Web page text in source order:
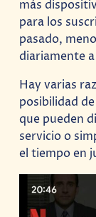
más
para los
pasado,
diariamente
Hay varias
posibilidad
que pueden
servicio o
el tiempo en